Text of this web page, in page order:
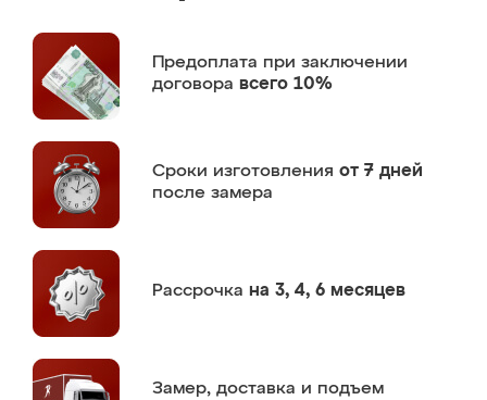
Предоплата при заключении
договора всего 10%
Сроки изготовления от 7 дней
после замера
Рассрочка на 3, 4, 6 месяцев
Замер, доставка и подъем